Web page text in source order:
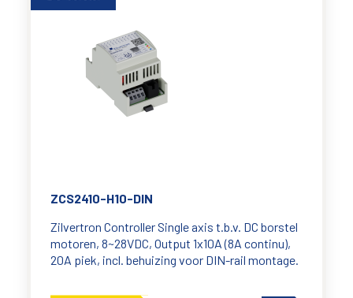
ZCS2410-H10-DIN
Zilvertron Controller Single axis t.b.v. DC borstel
motoren, 8~28VDC, Output 1x10A (8A continu),
20A piek, incl. behuizing voor DIN-rail montage.